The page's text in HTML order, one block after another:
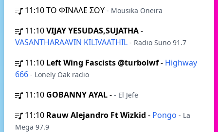
11:10ΤΟ ΦΙΝΑΛΕ ΣΟΥ - Mousika Oneira
11:10VIJAY YESUDAS,SUJATHA-
VASANTHARAAVIN KILIVAATHIL - Radio Suno 91.7
11:10 Left Wing Fascists @turbolwf- Highway
666 - Lonely Oak radio
11:10 GOBANNY AYAL- - El Jefe
11:10 Rauw Alejandro Ft Wizkid - Pongo - La
Mega 97.9